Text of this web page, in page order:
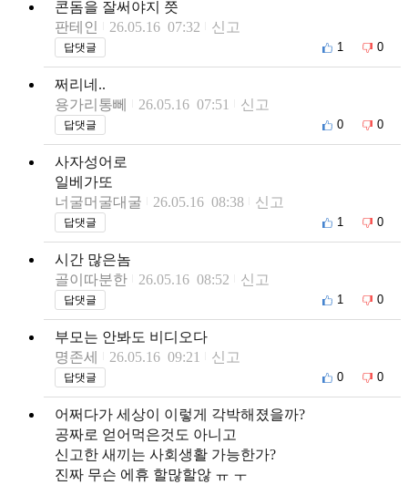
콘돔을 잘써야지 쯧
판테인
26.05.16 07:32 신고
답댓글 1 0
쩌리네..
용가리통뻬
26.05.16 07:51 신고
답댓글 0 0
사자성어로
일베가또
너굴머굴대굴
26.05.16 08:38 신고
답댓글 1 0
시간 많은놈
골이따분한
26.05.16 08:52 신고
답댓글 1 0
부모는 안봐도 비디오다
명존세
26.05.16 09:21 신고
답댓글 0 0
어쩌다가 세상이 이렇게 각박해졌을까?
공짜로 얻어먹은것도 아니고
신고한 새끼는 사회생활 가능한가?
진짜 무슨 에휴 할많할않 ㅠ ㅜ